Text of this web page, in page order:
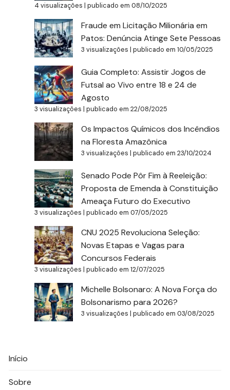
4 visualizações |publicado em 08/10/2025
Fraude em Licitação Milionária em
Patos: Denúncia Atinge Sete Pessoas
3 visualizações |publicado em 10/05/2025
Guia Completo: Assistir Jogos de
Futsal ao Vivo entre 18 e 24 de
Agosto
3 visualizações |publicado em 22/08/2025
Os Impactos Químicos dos Incêndios
na Floresta Amazônica
3 visualizações |publicado em 23/10/2024
Senado Pode Pôr Fim à Reeleição:
Proposta de Emenda à Constituição
Ameaça Futuro do Executivo
3 visualizações |publicado em 07/05/2025
CNU 2025 Revoluciona Seleção:
Novas Etapas e Vagas para
Concursos Federais
3 visualizações |publicado em 12/07/2025
Michelle Bolsonaro: A Nova Força do
Bolsonarismo para 2026?
3 visualizações |publicado em 03/08/2025
Início
Sobre